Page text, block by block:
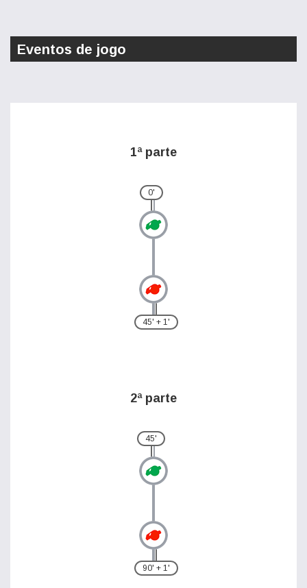
Eventos de jogo
1ª parte
0'
45' + 1'
2ª parte
45'
90' + 1'